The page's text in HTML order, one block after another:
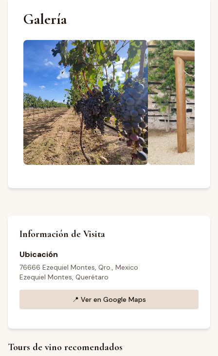
Galería
Información de Visita
Ubicación
76666 Ezequiel Montes, Qro., Mexico
Ezequiel Montes, Querétaro
📍 Ver en Google Maps
Tours de vino recomendados